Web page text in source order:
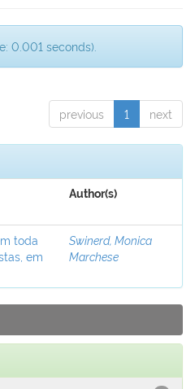
0.001 seconds).
previous 1 next
Author(s)
toda
em
Swinerd, Monica
Marchese